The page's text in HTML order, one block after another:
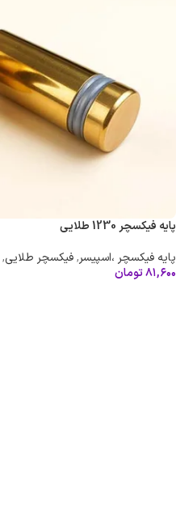
پایه فیکسچر 1230 طلایی
پایه فیکسچر ،اسپیسر,فیکسچر طلایی,
۸۱,۶۰۰تومان